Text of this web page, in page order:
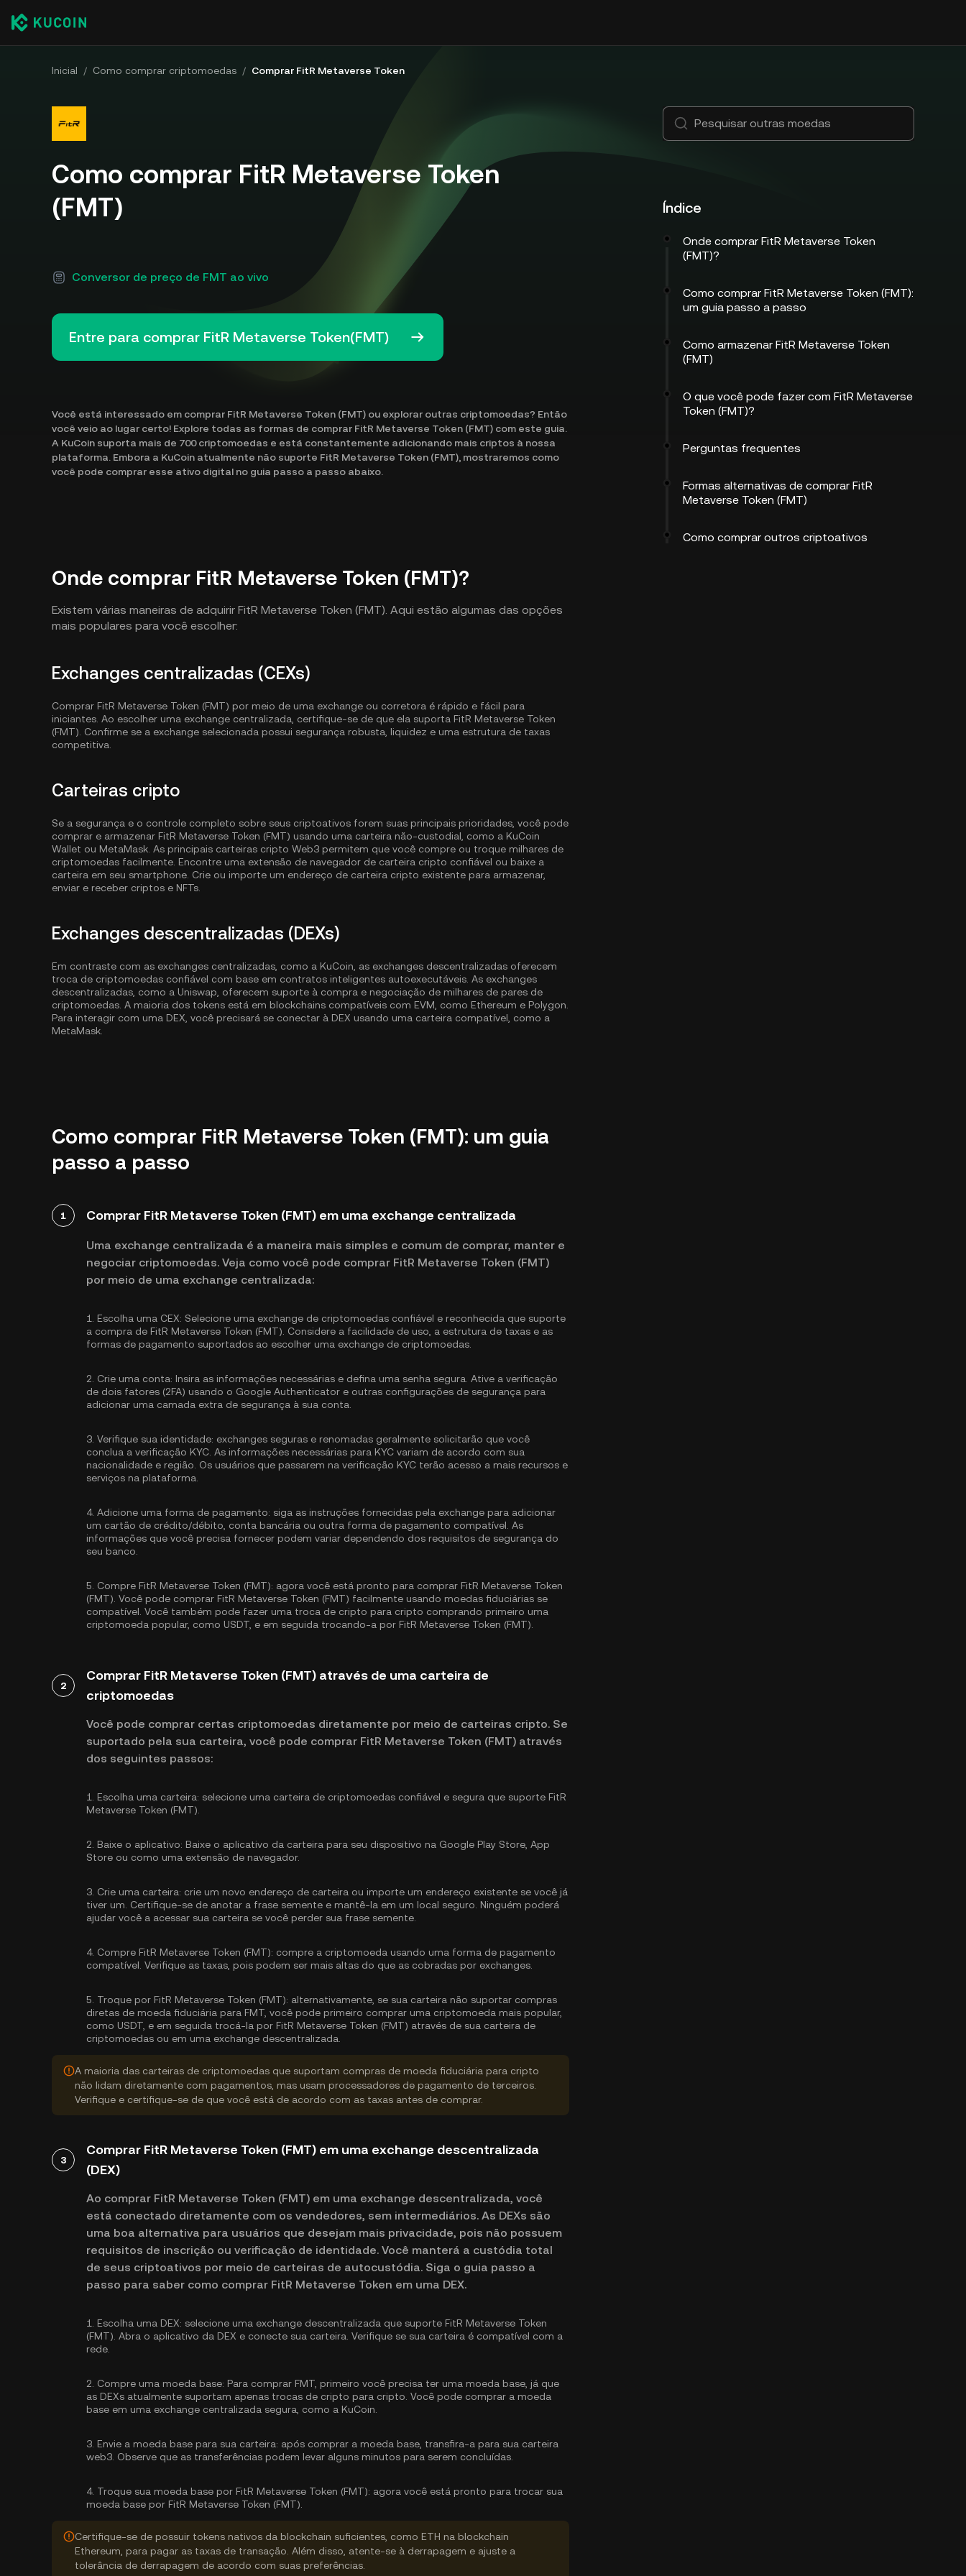
Inicial / Como comprar criptomoedas / Comprar FitR Metaverse Token
Como comprar FitR Metaverse Token
(FMT)
Conversor de preço de FMT ao vivo
Entre para comprar FitR Metaverse Token(FMT)
Você está interessado em comprar FitR Metaverse Token (FMT) ou explorar outras criptomoedas? Então
você veio ao lugar certo! Explore todas as formas de comprar FitR Metaverse Token (FMT) com este guia.
A KuCoin suporta mais de 700 criptomoedas e está constantemente adicionando mais criptos à nossa
plataforma. Embora a KuCoin atualmente não suporte FitR Metaverse Token (FMT), mostraremos como
você pode comprar esse ativo digital no guia passo a passo abaixo.
Onde comprar FitR Metaverse Token (FMT)?
Existem várias maneiras de adquirir FitR Metaverse Token (FMT). Aqui estão algumas das opções
mais populares para você escolher:
Exchanges centralizadas (CEXs)
Comprar FitR Metaverse Token (FMT) por meio de uma exchange ou corretora é rápido e fácil para
iniciantes. Ao escolher uma exchange centralizada, certifique-se de que ela suporta FitR Metaverse Token
(FMT). Confirme se a exchange selecionada possui segurança robusta, liquidez e uma estrutura de taxas
competitiva.
Carteiras cripto
Se a segurança e o controle completo sobre seus criptoativos forem suas principais prioridades, você pode
comprar e armazenar FitR Metaverse Token (FMT) usando uma carteira não-custodial, como a KuCoin
Wallet ou MetaMask. As principais carteiras cripto Web3 permitem que você compre ou troque milhares de
criptomoedas facilmente. Encontre uma extensão de navegador de carteira cripto confiável ou baixe a
carteira em seu smartphone. Crie ou importe um endereço de carteira cripto existente para armazenar,
enviar e receber criptos e NFTs.
Exchanges descentralizadas (DEXs)
Em contraste com as exchanges centralizadas, como a KuCoin, as exchanges descentralizadas oferecem
troca de criptomoedas confiável com base em contratos inteligentes autoexecutáveis. As exchanges
descentralizadas, como a Uniswap, oferecem suporte à compra e negociação de milhares de pares de
criptomoedas. A maioria dos tokens está em blockchains compatíveis com EVM, como Ethereum e Polygon
Para interagir com uma DEX, você precisará se conectar à DEX usando uma carteira compatível, como a
MetaMask.
Como comprar FitR Metaverse Token (FMT): um guia
passo a passo
1 Comprar FitR Metaverse Token (FMT) em uma exchange centralizada
Uma exchange centralizada é a maneira mais simples e comum de comprar, manter e
negociar criptomoedas. Veja como você pode comprar FitR Metaverse Token (FMT)
por meio de uma exchange centralizada:
1. Escolha uma CEX: Selecione uma exchange de criptomoedas confiável e reconhecida que suporte
a compra de FitR Metaverse Token (FMT). Considere a facilidade de uso, a estrutura de taxas e as
formas de pagamento suportados ao escolher uma exchange de criptomoedas.
2. Crie uma conta: Insira as informações necessárias e defina uma senha segura. Ative a verificação
de dois fatores (2FA) usando o Google Authenticator e outras configurações de segurança para
adicionar uma camada extra de segurança à sua conta.
3. Verifique sua identidade: exchanges seguras e renomadas geralmente solicitarão que você
conclua a verificação KYC . As informações necessárias para KYC variam de acordo com sua
nacionalidade e região. Os usuários que passarem na verificação KYC terão acesso a mais recursos e
serviços na plataforma.
4. Adicione uma forma de pagamento: siga as instruções fornecidas pela exchange para adicionar
um cartão de crédito/débito, conta bancária ou outra forma de pagamento compatível. As
informações que você precisa fornecer podem variar dependendo dos requisitos de segurança do
seu banco.
5. Compre FitR Metaverse Token (FMT): agora você está pronto para comprar FitR Metaverse Token
(FMT). Você pode comprar FitR Metaverse Token (FMT) facilmente usando moedas fiduciárias se
compatível. Você também pode fazer uma troca de cripto para cripto comprando primeiro uma
criptomoeda popular, como USDT , e em seguida trocando-a por FitR Metaverse Token (FMT).
2
Comprar FitR Metaverse Token (FMT) através de uma carteira de
criptomoedas
Você pode comprar certas criptomoedas diretamente por meio de carteiras cripto. Se
suportado pela sua carteira, você pode comprar FitR Metaverse Token (FMT) através
dos seguintes passos:
1. Escolha uma carteira: selecione uma carteira de criptomoedas confiável e segura que suporte FitR
Metaverse Token (FMT).
2. Baixe o aplicativo: Baixe o aplicativo da carteira para seu dispositivo na Google Play Store, App
Store ou como uma extensão de navegador.
3. Crie uma carteira: crie um novo endereço de carteira ou importe um endereço existente se você já
tiver um. Certifique-se de anotar a frase semente e mantê-la em um local seguro. Ninguém poderá
ajudar você a acessar sua carteira se você perder sua frase semente.
4. Compre FitR Metaverse Token (FMT): compre a criptomoeda usando uma forma de pagamento
compatível. Verifique as taxas, pois podem ser mais altas do que as cobradas por exchanges.
5. Troque por FitR Metaverse Token (FMT): alternativamente, se sua carteira não suportar compras
diretas de moeda fiduciária para FMT, você pode primeiro comprar uma criptomoeda mais popular,
como USDT, e em seguida trocá-la por FitR Metaverse Token (FMT) através de sua carteira de
criptomoedas ou em uma exchange descentralizada.
A maioria das carteiras de criptomoedas que suportam compras de moeda fiduciária para cripto
não lidam diretamente com pagamentos, mas usam processadores de pagamento de terceiros.
Verifique e certifique-se de que você está de acordo com as taxas antes de comprar.
3
Comprar FitR Metaverse Token (FMT) em uma exchange descentralizada
(DEX)
Ao comprar FitR Metaverse Token (FMT) em uma exchange descentralizada, você
está conectado diretamente com os vendedores, sem intermediários. As DEXs são
uma boa alternativa para usuários que desejam mais privacidade, pois não possuem
requisitos de inscrição ou verificação de identidade. Você manterá a custódia total
de seus criptoativos por meio de carteiras de autocustódia. Siga o guia passo a
passo para saber como comprar FitR Metaverse Token em uma DEX.
1. Escolha uma DEX: selecione uma exchange descentralizada que suporte FitR Metaverse Token
(FMT). Abra o aplicativo da DEX e conecte sua carteira. Verifique se sua carteira é compatível com a
rede.
2. Compre uma moeda base: Para comprar FMT, primeiro você precisa ter uma moeda base, já que
as DEXs atualmente suportam apenas trocas de cripto para cripto. Você pode comprar a moeda
base em uma exchange centralizada segura, como a KuCoin.
3. Envie a moeda base para sua carteira: após comprar a moeda base, transfira-a para sua carteira
web3. Observe que as transferências podem levar alguns minutos para serem concluídas.
4. Troque sua moeda base por FitR Metaverse Token (FMT): agora você está pronto para trocar sua
moeda base por FitR Metaverse Token (FMT).
Certifique-se de possuir tokens nativos da blockchain suficientes, como ETH na blockchain
Ethereum, para pagar as taxas de transação. Além disso, atente-se à derrapagem e ajuste a
tolerância de derrapagem de acordo com suas preferências.
Índice
Onde comprar FitR Metaverse Token
(FMT)?
Como comprar FitR Metaverse Token (FMT):
um guia passo a passo
Como armazenar FitR Metaverse Token
(FMT)
O que você pode fazer com FitR Metaverse
Token (FMT)?
Perguntas frequentes
Formas alternativas de comprar FitR
Metaverse Token (FMT)
Como comprar outros criptoativos